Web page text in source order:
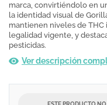
marca, convirtiéndolo en
la identidad visual de
mantienen niveles de THC
legalidad vigente, y
pesticidas.
Ver descripción